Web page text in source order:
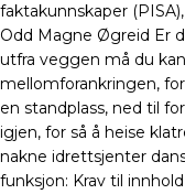
faktakunnskaper
Odd Magne Øgreid Er
utfra veggen må du
mellomforankringen,
en standplass, ned til
igjen, for så å heise
nakne idrettsjenter
funksjon: Krav til